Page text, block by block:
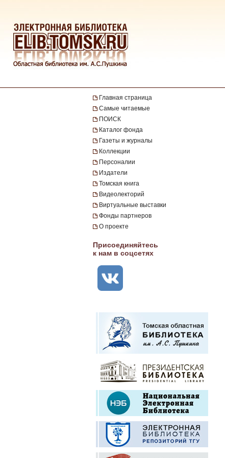
Главная страница
Самые читаемые
ПОИСК
Каталог фонда
Газеты и журналы
Коллекции
Персоналии
Издатели
Томская книга
Видеолекторий
Виртуальные выставки
Фонды партнеров
О проекте
Присоединяйтесь
к нам в соцсетях